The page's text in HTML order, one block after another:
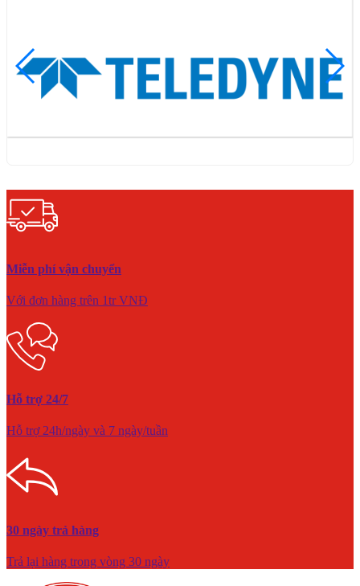
Miễn phí vận chuyển
Với đơn hàng trên 1tr VNĐ
Hỗ trợ 24/7
Hỗ trợ 24h/ngày và 7 ngày/tuần
30 ngày trả hàng
Trả lại hàng trong vòng 30 ngày